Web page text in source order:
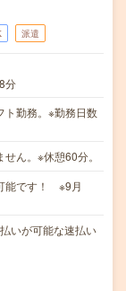
派遣
分
勤務。※勤務日数
ん。※休憩60分。
能です！ ※9月
いが可能な速払い